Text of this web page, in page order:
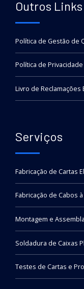
Outros Links
Política de Gestão de
Política de Privacidade
Livro de Reclamações
Serviços
Fabricação de Cartas
Fabricação de Cabos
Montagem e
Soldadura de Caixas
Testes de Cartas e